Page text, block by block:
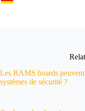
Les RAMS boards
systèmes de sécurité ?